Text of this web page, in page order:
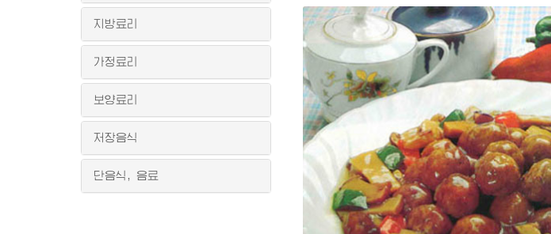
지방료리
가정료리
보양료리
저장음식
단음식, 음료